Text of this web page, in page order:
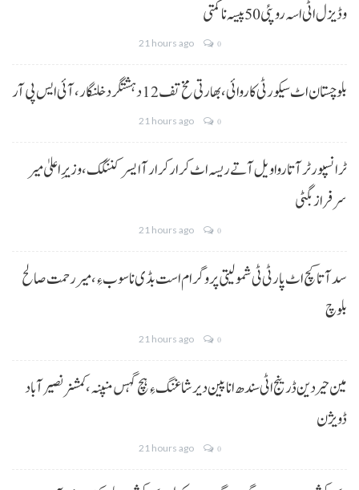
و ڈیزل اٹی اسہ روپئی 50 پیسہ نا کمتی
21 hours ago 0
بلوچستان اٹ سیکورٹی کاروائی، بھارتی مخ تف 12 دہشتگرد خلنگار،آئی ایس پی آر
21 hours ago 0
ٹرانسپورٹر آتا روا ویل آتے ریسہ اٹ کرار کرار آ ایسر کننگک ،وزیرِ اعلیٰ میر
سرفراز بگٹی
21 hours ago 0
سد آتا کچ اٹ پارٹی ٹی شمولیتی پروگرام است بڈی نا سوب ءِ،میر رحمت صالح
بلوچ
21 hours ago 0
مین حیردین ڈرینج اٹی سندھ انا پین دیر شاغنگ ءِ ہچ گہس منپنہ،کمشنر نصیرآباد
ڈویژن
21 hours ago 0